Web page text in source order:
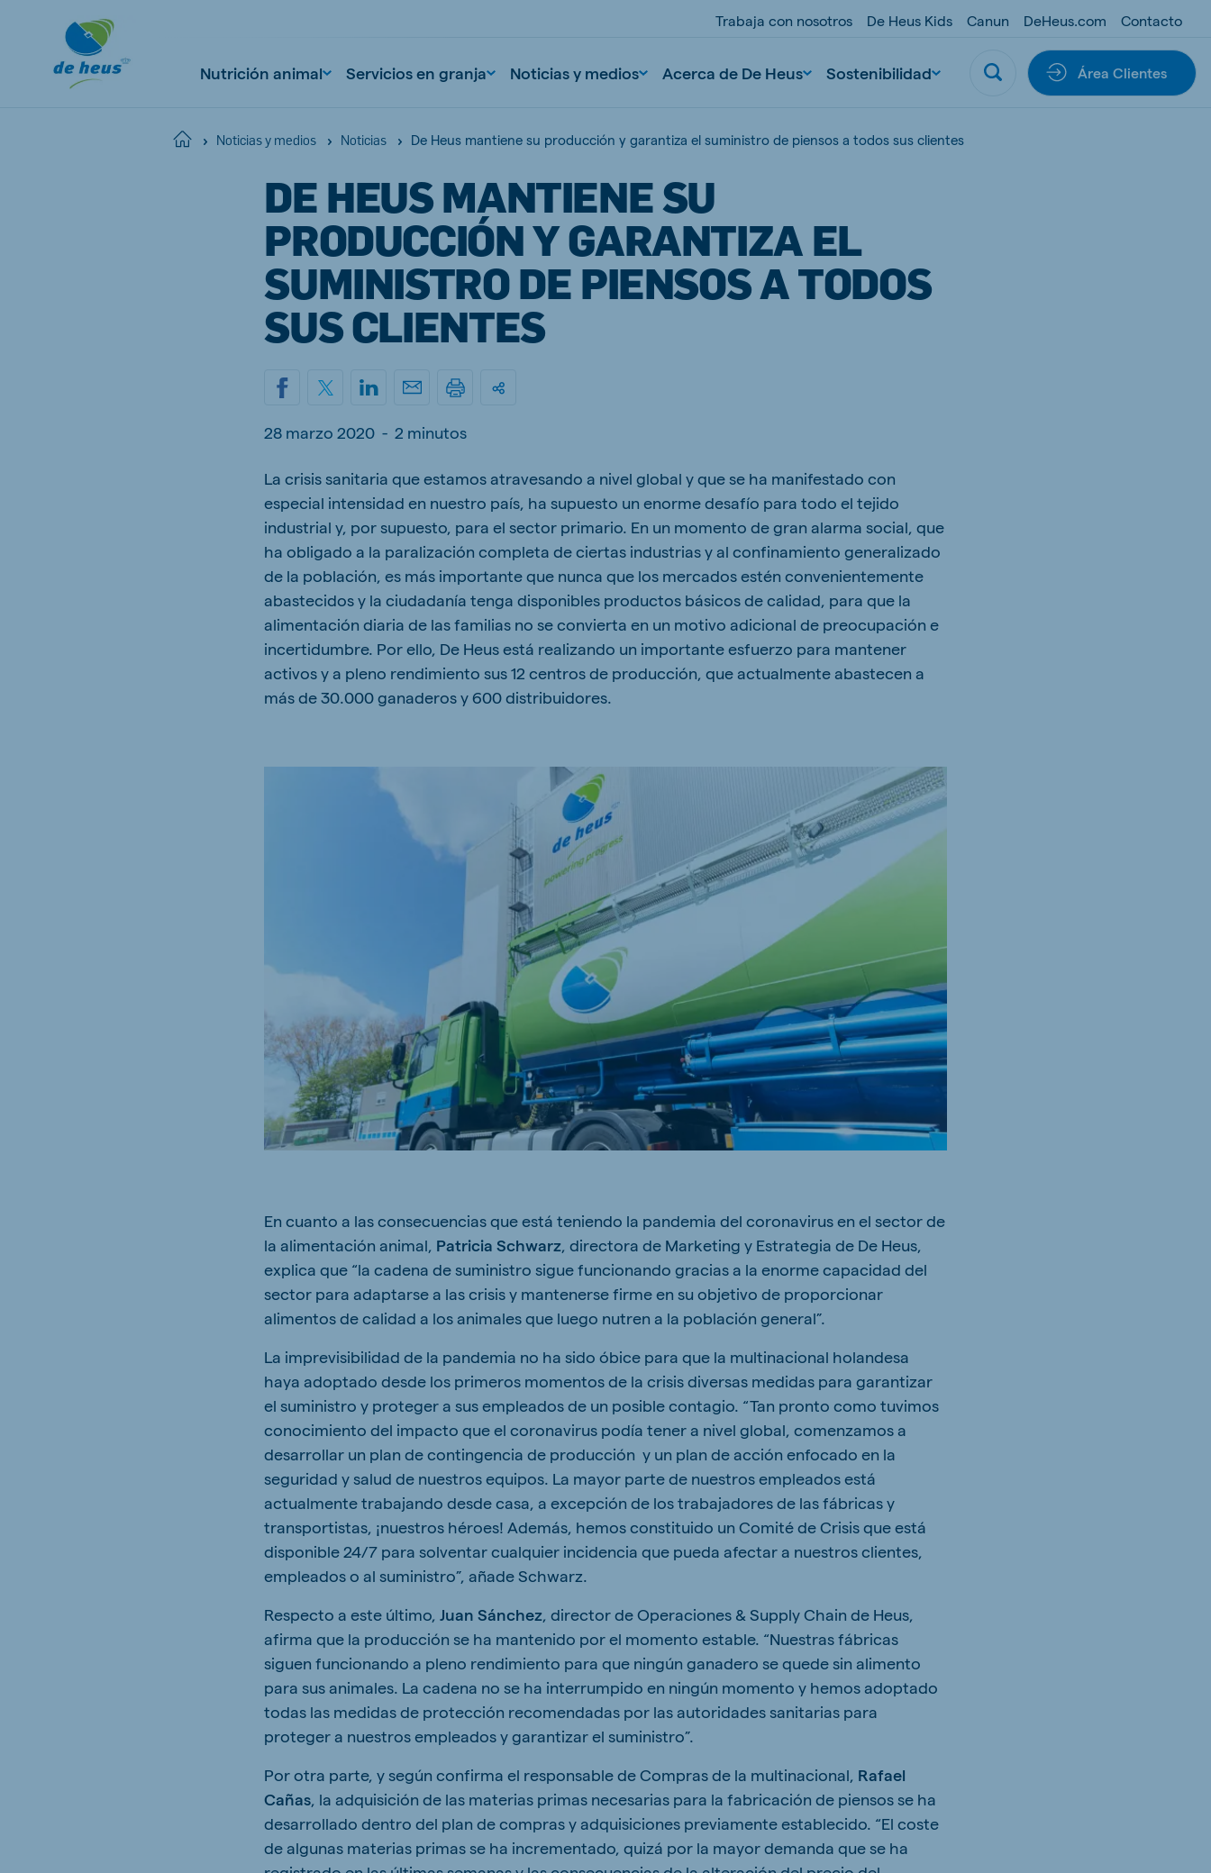
Trabaja con nosotros De Heus Kids Canun DeHeus.com Contacto
Nutrición animal Servicios en granja Noticias y medios Acerca de De Heus Sostenibilidad Área Clientes
Home Noticias y medios Noticias De Heus mantiene su producción y garantiza el suministro de piensos a todos sus clientes
DE HEUS MANTIENE SU
PRODUCCIÓN Y GARANTIZA EL
SUMINISTRO DE PIENSOS A TODOS
SUS CLIENTES
28 marzo 2020 - 2 minutos
La crisis sanitaria que estamos atravesando a nivel global y que se ha manifestado con
especial intensidad en nuestro país, ha supuesto un enorme desafío para todo el tejido
industrial y, por supuesto, para el sector primario. En un momento de gran alarma social, que
ha obligado a la paralización completa de ciertas industrias y al confinamiento generalizado
de la población, es más importante que nunca que los mercados estén convenientemente
abastecidos y la ciudadanía tenga disponibles productos básicos de calidad, para que la
alimentación diaria de las familias no se convierta en un motivo adicional de preocupación e
incertidumbre. Por ello, De Heus está realizando un importante esfuerzo para mantener
activos y a pleno rendimiento sus 12 centros de producción, que actualmente abastecen a
más de 30.000 ganaderos y 600 distribuidores.
En cuanto a las consecuencias que está teniendo la pandemia del coronavirus en el sector de
la alimentación animal, Patricia Schwarz , directora de Marketing y Estrategia de De Heus,
explica que “la cadena de suministro sigue funcionando gracias a la enorme capacidad del
sector para adaptarse a las crisis y mantenerse firme en su objetivo de proporcionar
alimentos de calidad a los animales que luego nutren a la población general”.
La imprevisibilidad de la pandemia no ha sido óbice para que la multinacional holandesa
haya adoptado desde los primeros momentos de la crisis diversas medidas para garantizar
el suministro y proteger a sus empleados de un posible contagio. “Tan pronto como tuvimos
conocimiento del impacto que el coronavirus podía tener a nivel global, comenzamos a
desarrollar un plan de contingencia de producción y un plan de acción enfocado en la
seguridad y salud de nuestros equipos. La mayor parte de nuestros empleados está
actualmente trabajando desde casa, a excepción de los trabajadores de las fábricas y
transportistas, ¡nuestros héroes! Además, hemos constituido un Comité de Crisis que está
disponible 24/7 para solventar cualquier incidencia que pueda afectar a nuestros clientes,
empleados o al suministro”, añade Schwarz.
Respecto a este último, Juan Sánchez , director de Operaciones & Supply Chain de Heus,
afirma que la producción se ha mantenido por el momento estable. “Nuestras fábricas
siguen funcionando a pleno rendimiento para que ningún ganadero se quede sin alimento
para sus animales. La cadena no se ha interrumpido en ningún momento y hemos adoptado
todas las medidas de protección recomendadas por las autoridades sanitarias para
proteger a nuestros empleados y garantizar el suministro”.
Por otra parte, y según confirma el responsable de Compras de la multinacional, Rafael
Cañas , la adquisición de las materias primas necesarias para la fabricación de piensos se ha
desarrollado dentro del plan de compras y adquisiciones previamente establecido. “El coste
de algunas materias primas se ha incrementado, quizá por la mayor demanda que se ha
Poland
Polish
Spanish
Slovakia
Myanmar
Burmese
Indonesia
Indonesian
India
English
Ethiopia (Koudijs)
Russia (Koudijs)
Russian